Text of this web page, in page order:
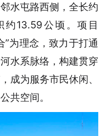
水屯路西侧，全长约
约13.59公顷。项目
”为理念，致力于打通
水系脉络，构建贯穿
成为服务市民休闲、
共空间。